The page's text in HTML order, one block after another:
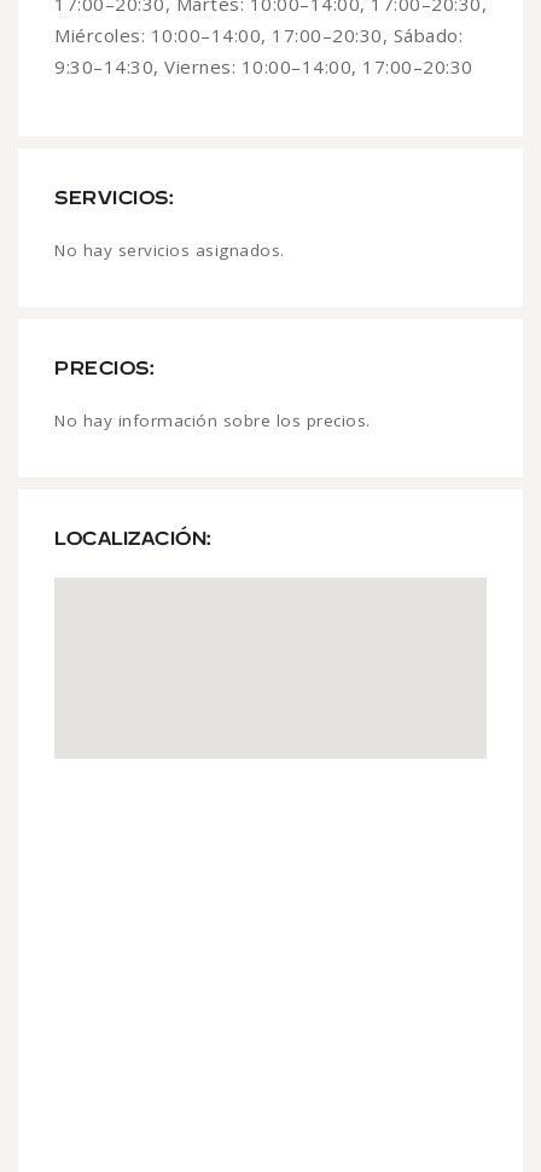
Miércoles: 10:00–14:00, 17:00–20:30, Sábado:
9:30–14:30, Viernes: 10:00–14:00, 17:00–20:30
SERVICIOS:
No hay servicios asignados.
PRECIOS:
No hay información sobre los precios.
LOCALIZACIÓN: